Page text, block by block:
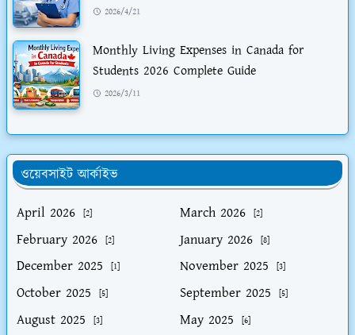
2026/4/21
Monthly Living Expenses in Canada for
Students 2026 Complete Guide
2026/3/11
ওয়েবসাইট আর্কাইভ
April 2026
[2] March 2026 [2]
February 2026 [2] January 2026 [8]
December 2025 [1] November 2025 [3]
October 2025 [5] September 2025 [5]
August 2025 [3] May 2025 [6]